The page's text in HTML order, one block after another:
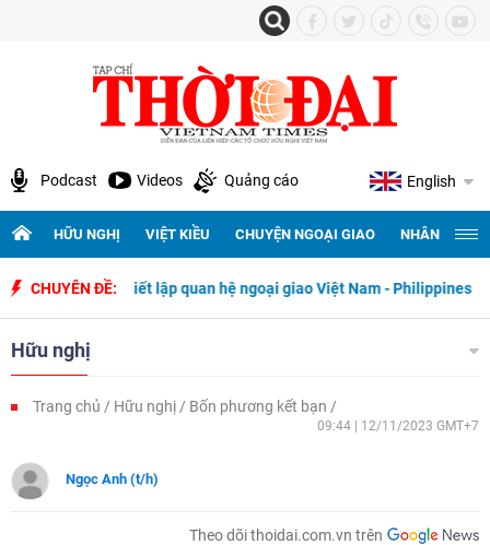
Podcast Videos Quảng cáo English
HỮU NGHỊ VIỆT KIỀU CHUYỆN NGOẠI GIAO NHÂN
CHUYÊN ĐỀ:
ngày thiết lập quan hệ ngoại giao Việt Nam - Philippines 500
Hữu nghị
Trang chủ Hữu nghị Bốn phương kết bạn
09:44 | 12/11/2023 GMT+7
Ngọc Anh (t/h)
Theo dõi thoidai.com.vn trên